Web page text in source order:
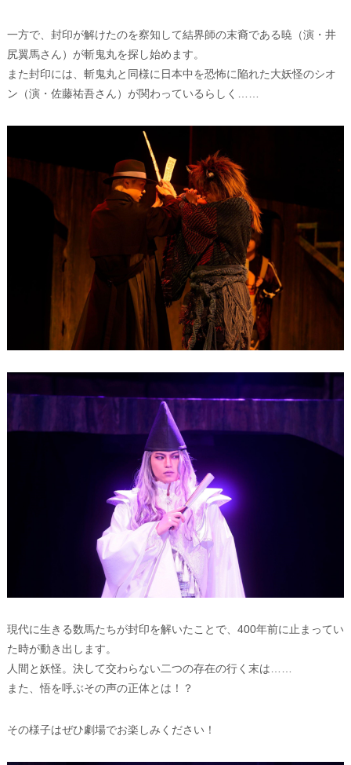
一方で、封印が解けたのを察知して結界師の末裔である暁（演・井
尻翼馬さん）が斬鬼丸を探し始めます。
また封印には、斬鬼丸と同様に日本中を恐怖に陥れた大妖怪のシオ
ン（演・佐藤祐吾さん）が関わっているらしく……
現代に生きる数馬たちが封印を解いたことで、400年前に止まってい
た時が動き出します。
人間と妖怪。決して交わらない二つの存在の行く末は……
また、悟を呼ぶその声の正体とは！？
その様子はぜひ劇場でお楽しみください！